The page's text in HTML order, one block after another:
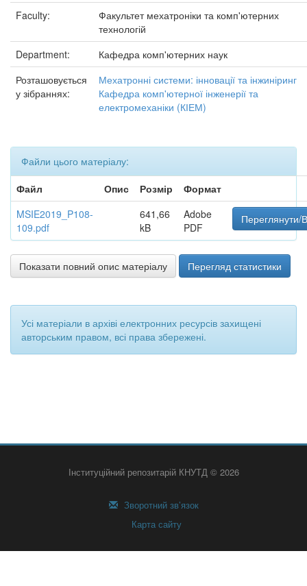
Faculty:
Факультет мехатроніки та комп'ютерних
технологій
Department:
Кафедра комп'ютерних наук
Розташовується
у зібраннях:
Мехатронні системи: інновації та інжиніринг
Кафедра комп'ютерної інженерії та
електромеханіки (КІЕМ)
Файли цього матеріалу:
Файл
Опис Розмір
Формат
MSIE2019_P108-
109.pdf
641,66
kB
Adobe
PDF
Переглянути/
Показати повний опис матеріалу Перегляд статистики
Усі матеріали в архіві електронних ресурсів захищені
авторським правом, всі права збережені.
Інституційний репозитарій КНУТД © 2026
Зворотний зв’язок
Карта сайту